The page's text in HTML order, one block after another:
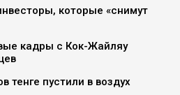
которые «снимут
кадры с Кок-Жайляу
тенге пустили в воздух